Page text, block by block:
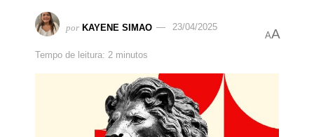
por KAYENE SIMAO 23/04/2025
Tempo de leitura: 2 minutos
AA